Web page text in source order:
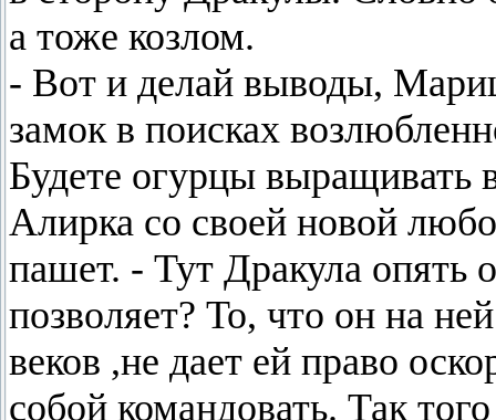
а тоже козлом.
- Вот и делай выводы,
замок в поисках
Будете огурцы выращивать
Алирка со своей новой
пашет. - Тут Дракула опять
позволяет? То, что он на
веков ,не дает ей право
собой командовать. Так